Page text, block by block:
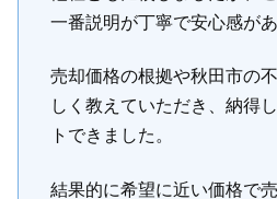
一番説明が丁寧で安心感があ
売却価格の根拠や秋田市の
しく教えていただき、納得
トできました。
結果的に希望に近い価格で